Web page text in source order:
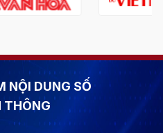
NỘI DUNG SỐ
THÔNG